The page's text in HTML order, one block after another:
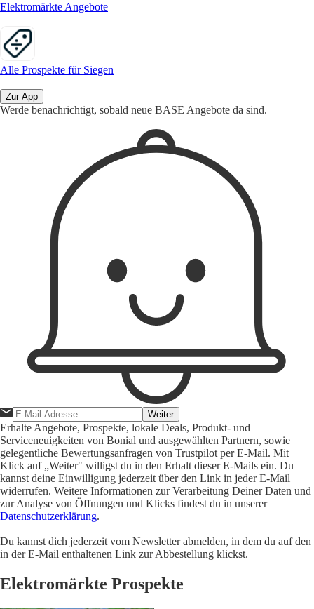
Elektromärkte Angebote
Alle Prospekte für Siegen
Zur App
Werde benachrichtigt, sobald neue BASE Angebote da sind.
Weiter
Erhalte Angebote, Prospekte, lokale Deals, Produkt- und
Serviceneuigkeiten von Bonial und ausgewählten Partnern, sowie
gelegentliche Bewertungsanfragen von Trustpilot per E-Mail. Mit
Klick auf „Weiter" willigst du in den Erhalt dieser E-Mails ein. Du
kannst deine Einwilligung jederzeit über den Link in jeder E-Mail
widerrufen. Weitere Informationen zur Verarbeitung Deiner Daten und
zur Analyse von Öffnungen und Klicks findest du in unserer
Datenschutzerklärung.
Du kannst dich jederzeit vom Newsletter abmelden, in dem du auf den
in der E-Mail enthaltenen Link zur Abbestellung klickst.
Elektromärkte Prospekte